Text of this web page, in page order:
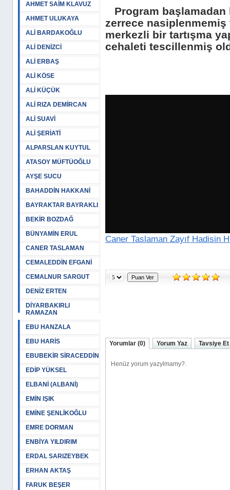
AHMET SAİM KLAVUZ
AHMET ULUKAYA
ALİ BARDAKOĞLU
ALİ DENİZCİ
ALİ ERBAŞ
ALİ KÖSE
ALİ KÜÇÜK
ALİ RIZA DEMİRCAN
ALİ SUAVİ
ALİ ŞERİATİ
ALPARSLAN KUYTUL
ATASOY MÜFTÜOĞLU
AYŞE SUCU
BAHADDİN HAKKANİ
BAYRAKTAR BAYRAKLI
BEKİR BOZDAĞ
BÜNYAMİN ERUL
CANER TASLAMAN
CEMALEDDİN EFGANİ
CEMALNUR SARGUT
DENİZ ERTEN
DİYARBAKIRLI
RAMAZAN
EBU HANZALA
EBU HARİS
EBUBEKİR SİRACEDDİN
EDİP YÜKSEL
ELBANİ (ALBANİ)
EMİN IŞIK
EMİNE ŞENLİKOĞLU
EMRE DORMAN
ENBİYA YILDIRIM
ERDAL SARIZEYBEK
ERHAN AKTAŞ
FARUK BEŞER
Program başlamadan
zerrece nasiplenmemiş
merkezli bir tartışma
cehaleti tescillenmiş
Caner Taslaman Zayıf Hadisin
Yorumlar (0) Yorum Yaz Tavsiye Et